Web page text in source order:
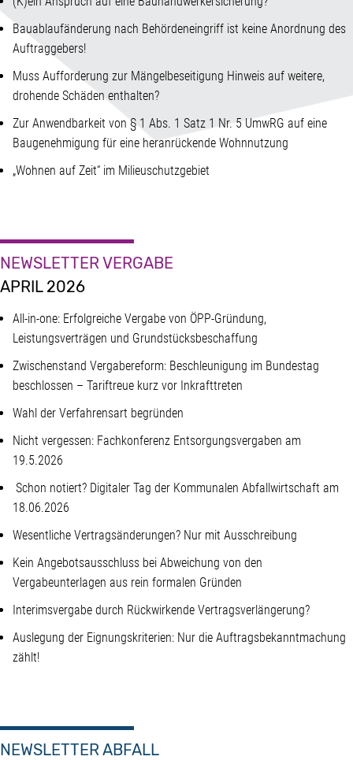
Bauablaufänderung nach Behördeneingriff ist keine Anordnung des
Auftraggebers!
Muss Aufforderung zur Mängelbeseitigung Hinweis auf weitere,
drohende Schäden enthalten?
Zur Anwendbarkeit von § 1 Abs. 1 Satz 1 Nr. 5 UmwRG auf eine
Baugenehmigung für eine heranrückende Wohnnutzung
„Wohnen auf Zeit“ im Milieuschutzgebiet
NEWSLETTER VERGABE
APRIL 2026
All-in-one: Erfolgreiche Vergabe von ÖPP-Gründung,
Leistungsverträgen und Grundstücksbeschaffung
Zwischenstand Vergabereform: Beschleunigung im Bundestag
beschlossen – Tariftreue kurz vor Inkrafttreten
Wahl der Verfahrensart begründen
Nicht vergessen: Fachkonferenz Entsorgungsvergaben am
19.5.2026
Schon notiert? Digitaler Tag der Kommunalen Abfallwirtschaft am
18.06.2026
Wesentliche Vertragsänderungen? Nur mit Ausschreibung
Kein Angebotsausschluss bei Abweichung von den
Vergabeunterlagen aus rein formalen Gründen
Interimsvergabe durch Rückwirkende Vertragsverlängerung?
Auslegung der Eignungskriterien: Nur die Auftragsbekanntmachung
zählt!
NEWSLETTER ABFALL